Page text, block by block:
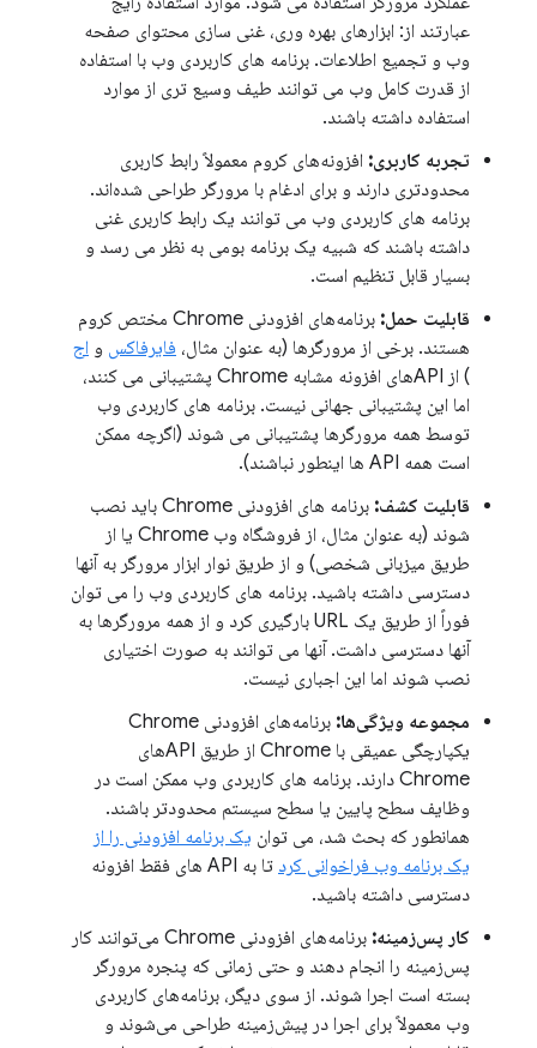
عبارتند از: ابزارهای بهره وری، غنی سازی محتوای صفحه
وب و تجمیع اطلاعات. برنامه های کاربردی وب با استفاده
از قدرت کامل وب می توانند طیف وسیع تری از موارد
استفاده داشته باشند.
تجربه کاربری: افزونه‌های کروم معمولاً رابط کاربری
محدودتری دارند و برای ادغام با مرورگر طراحی شده‌اند.
برنامه های کاربردی وب می توانند یک رابط کاربری غنی
داشته باشند که شبیه یک برنامه بومی به نظر می رسد و
بسیار قابل تنظیم است.
قابلیت حمل:
برنامه‌های افزودنی Chrome مختص کروم
هستند. برخی از مرورگرها (به عنوان مثال، فایرفاکس و اج
) از APIهای افزونه مشابه Chrome پشتیبانی می کنند،
اما این پشتیبانی جهانی نیست. برنامه های کاربردی وب
توسط همه مرورگرها پشتیبانی می شوند (اگرچه ممکن
است همه API ها اینطور نباشند).
قابلیت کشف:
برنامه های افزودنی Chrome باید نصب
شوند (به عنوان مثال، از فروشگاه وب Chrome یا از
طریق میزبانی شخصی) و از طریق نوار ابزار مرورگر به آنها
دسترسی داشته باشید. برنامه های کاربردی وب را می توان
فوراً از طریق یک URL بارگیری کرد و از همه مرورگرها به
آنها دسترسی داشت. آنها می توانند به صورت اختیاری
نصب شوند اما این اجباری نیست.
مجموعه ویژگی‌ها:
برنامه‌های افزودنی Chrome
یکپارچگی عمیقی با Chrome از طریق APIهای
Chrome دارند. برنامه های کاربردی وب ممکن است در
وظایف سطح پایین یا سطح سیستم محدودتر باشند.
همانطور که بحث شد، می توان یک برنامه افزودنی را از
یک برنامه وب فراخوانی کرد
تا به API های فقط افزونه
دسترسی داشته باشید.
کار پس‌زمینه:
برنامه‌های افزودنی Chrome می‌توانند کار
پس‌زمینه را انجام دهند و حتی زمانی که پنجره مرورگر
بسته است اجرا شوند. از سوی دیگر، برنامه‌های کاربردی
وب معمولاً برای اجرا در پیش‌زمینه طراحی می‌شوند و